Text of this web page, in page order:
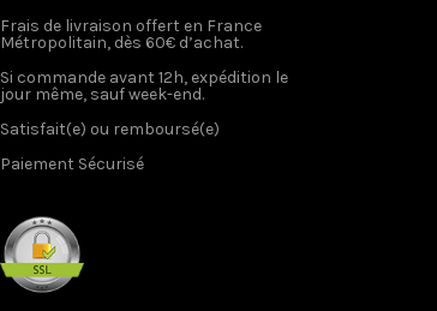
Frais de livraison offert en France
Métropolitain, dès 60€ d’achat.
Si commande avant 12h, expédition le
jour même, sauf week-end.
Satisfait(e) ou remboursé(e)
Paiement Sécurisé